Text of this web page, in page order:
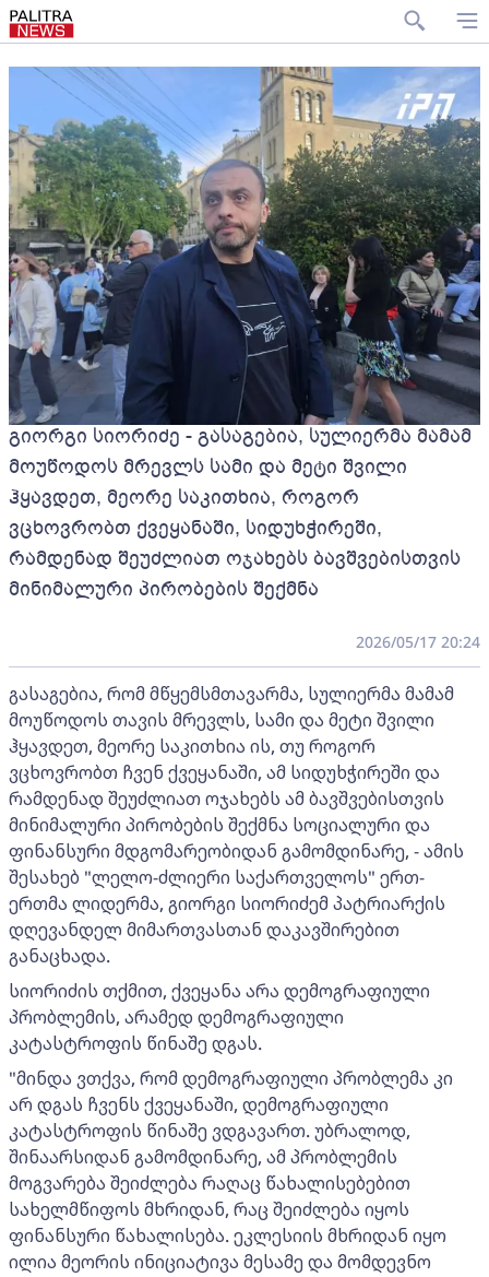
გიორგი სიორიძე - გასაგებია, სულიერმა მამამ
მოუწოდოს მრევლს სამი და მეტი შვილი
ჰყავდეთ, მეორე საკითხია, როგორ
ვცხოვრობთ ქვეყანაში, სიდუხჭირეში,
რამდენად შეუძლიათ ოჯახებს ბავშვებისთვის
მინიმალური პირობების შექმნა
2026/05/17 20:24
გასაგებია, რომ მწყემსმთავარმა, სულიერმა მამამ
მოუწოდოს თავის მრევლს, სამი და მეტი შვილი
ჰყავდეთ, მეორე საკითხია ის, თუ როგორ
ვცხოვრობთ ჩვენ ქვეყანაში, ამ სიდუხჭირეში და
რამდენად შეუძლიათ ოჯახებს ამ ბავშვებისთვის
მინიმალური პირობების შექმნა სოციალური და
ფინანსური მდგომარეობიდან გამომდინარე, - ამის
შესახებ "ლელო-ძლიერი საქართველოს" ერთ-
ერთმა ლიდერმა, გიორგი სიორიძემ პატრიარქის
დღევანდელ მიმართვასთან დაკავშირებით
განაცხადა.
სიორიძის თქმით, ქვეყანა არა დემოგრაფიული
პრობლემის, არამედ დემოგრაფიული
კატასტროფის წინაშე დგას.
"მინდა ვთქვა, რომ დემოგრაფიული პრობლემა კი
არ დგას ჩვენს ქვეყანაში, დემოგრაფიული
კატასტროფის წინაშე ვდგავართ. უბრალოდ,
შინაარსიდან გამომდინარე, ამ პრობლემის
მოგვარება შეიძლება რაღაც წახალისებებით
სახელმწიფოს მხრიდან, რაც შეიძლება იყოს
ფინანსური წახალისება. ეკლესიის მხრიდან იყო
ილია მეორის ინიციატივა მესამე და მომდევნო